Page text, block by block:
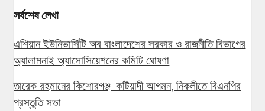
সর্বশেষ লেখা
এশিয়ান ইউনিভার্সিটি অব বাংলাদেশের সরকার ও রাজনীতি বিভাগের
অ্যালামনাই অ্যাসোসিয়েশনের কমিটি ঘোষণা
তারেক রহমানের কিশোরগঞ্জ-কটিয়াদী আগমন, নিকলীতে বিএনপির
প্রস্তুতি সভা